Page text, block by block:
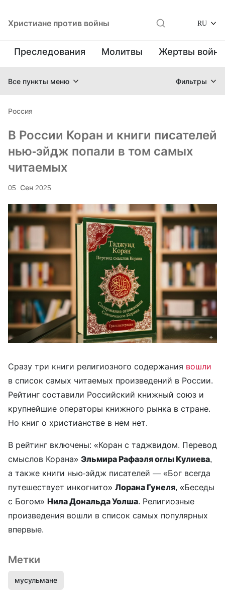
Христиане против войны RU
Преследования Молитвы Жертвы
Все пункты меню Фильтры
Россия
В России Коран и книги писателей
нью-эйдж попали в том самых
читаемых
05. Сен 2025
Сразу три книги религиозного содержания вошли
в список самых читаемых произведений в России.
Рейтинг составили Российский книжный союз и
крупнейшие операторы книжного рынка в стране.
Но книг о христианстве в нем нет.
В рейтинг включены: «Коран с таджвидом. Перевод
смыслов Корана» Эльмира Рафаэля оглы Кулиева,
а также книги нью-эйдж писателей — «Бог всегда
путешествует инкогнито» Лорана Гунеля, «Беседы
с Богом» Нила Дональда Уолша. Религиозные
произведения вошли в список самых популярных
впервые.
Метки
мусульмане